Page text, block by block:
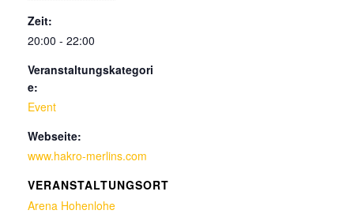
Zeit:
20:00 - 22:00
Veranstaltungskategori
e:
Event
Webseite:
www.hakro-merlins.com
VERANSTALTUNGSORT
Arena Hohenlohe